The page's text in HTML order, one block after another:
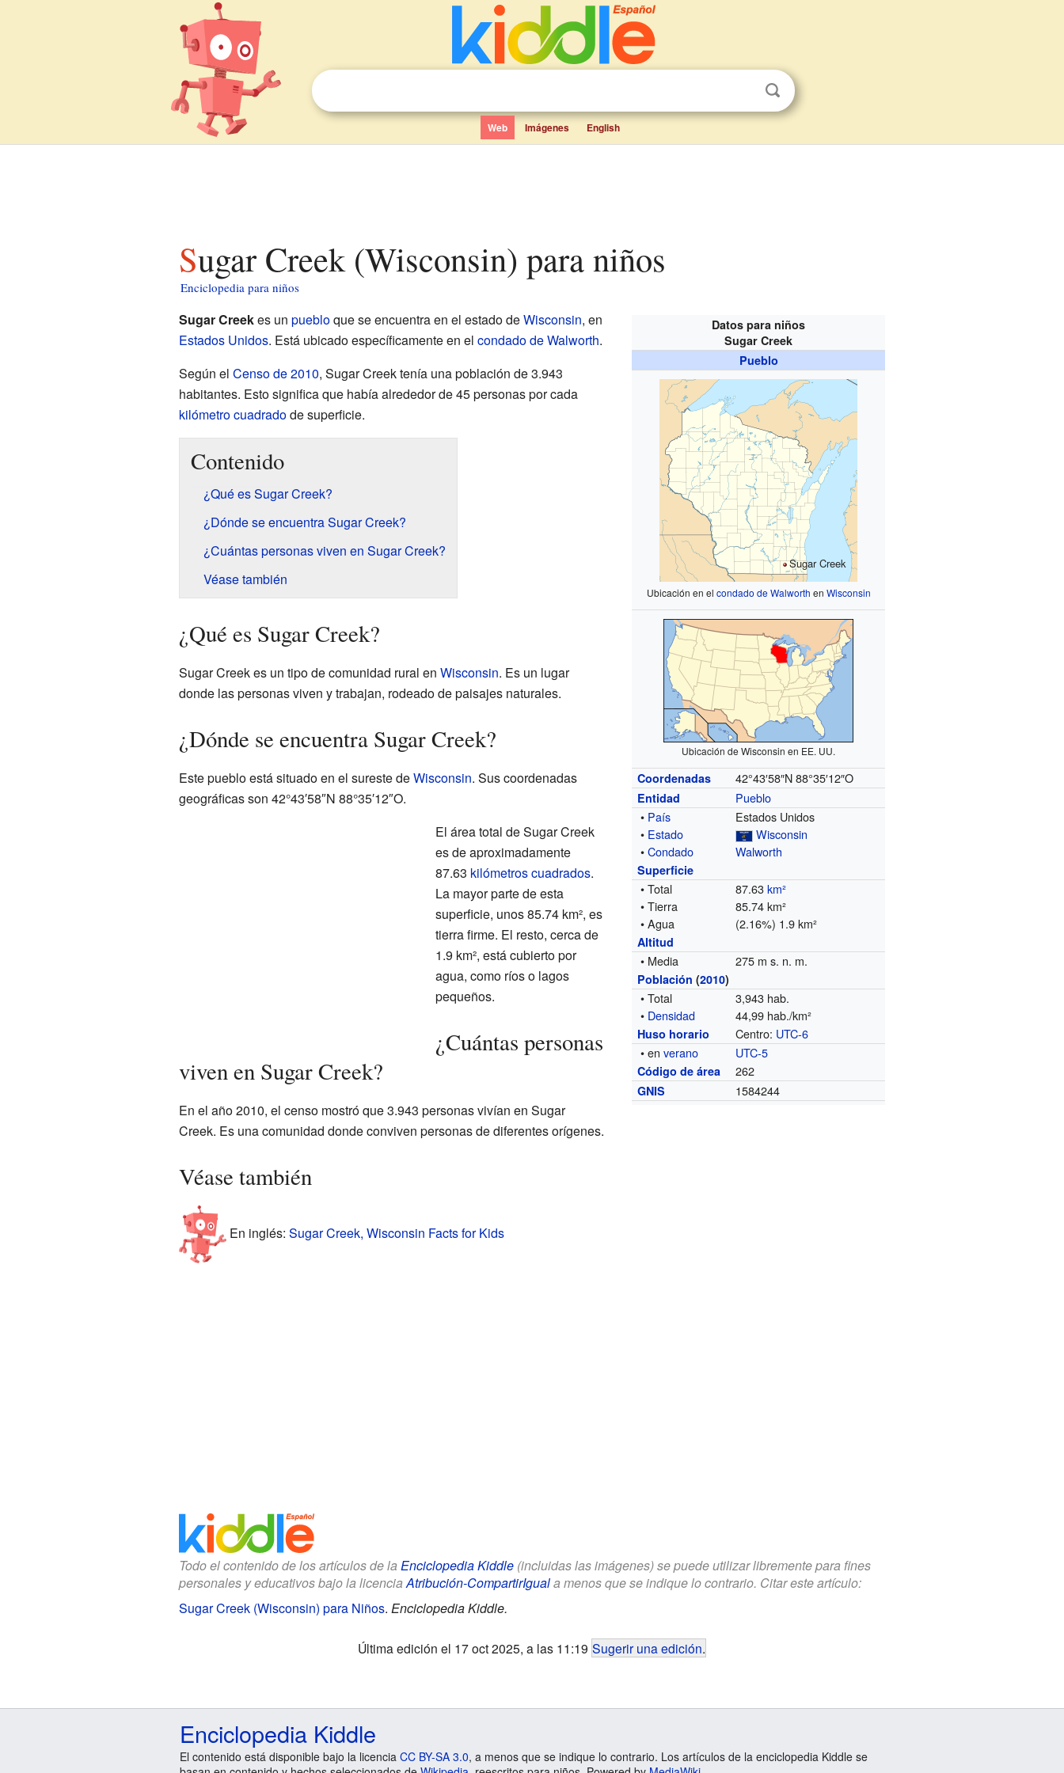
Web Imágenes English
Sugar Creek (Wisconsin) para niños
Enciclopedia para niños
Datos para niños
Sugar Creek
Pueblo
Sugar Creek
Ubicación en el condado de Walworth en Wisconsin
Ubicación de Wisconsin en EE. UU.
Coordenadas 42°43′58″N 88°35′12″O
Entidad
Pueblo
• País
Estados Unidos
• Estado
Wisconsin
•Condado Walworth
Superficie
• Total 87.63km²
• Tierra
85.74 km²
• Agua
(2.16%) 1.9 km²
Altitud
• Media 275 m s. n. m.
Población (2010)
• Total
3,943 hab.
• Densidad 44,99 hab./km²
Huso horario Centro: UTC-6
• enverano UTC-5
Código de área 262
GNIS 1584244
Sugar Creekes un puebloque se encuentra en el estado deWisconsin, en
Estados Unidos. Está ubicado específicamente en el condado de Walworth.
Según el Censo de 2010, Sugar Creek tenía una población de 3.943
habitantes. Esto significa que había alrededor de 45 personas por cada
kilómetro cuadradode superficie.
Contenido
¿Qué es Sugar Creek?
¿Dónde se encuentra Sugar Creek?
¿Cuántas personas viven en Sugar Creek?
Véase también
¿Qué es Sugar Creek?
Sugar Creek es un tipo de comunidad rural en Wisconsin. Es un lugar
donde las personas viven y trabajan, rodeado de paisajes naturales.
¿Dónde se encuentra Sugar Creek?
Este pueblo está situado en el sureste deWisconsin. Sus coordenadas
geográficas son 42°43′58″N 88°35′12″O.
El área total de Sugar Creek
es de aproximadamente
87.63 kilómetros cuadrados.
La mayor parte de esta
superficie, unos 85.74 km², es
tierra firme. El resto, cerca de
1.9 km², está cubierto por
agua, como ríos o lagos
pequeños.
¿Cuántas personas
viven en Sugar Creek?
En el año 2010, el censo mostró que 3.943 personas vivían en Sugar
Creek. Es una comunidad donde conviven personas de diferentes orígenes.
Véase también
En inglés: Sugar Creek, Wisconsin Facts for Kids
Todo el contenido de los artículos de la Enciclopedia Kiddle(incluidas las imágenes) se puede utilizar libremente para fines
personales y educativos bajo la licenciaAtribución-CompartirIguala menos que se indique lo contrario. Citar este artículo:
Sugar Creek (Wisconsin) para Niños. Enciclopedia Kiddle.
Última edición el 17 oct 2025, a las 11:19 Sugerir una edición.
Enciclopedia Kiddle
El contenido está disponible bajo la licencia CC BY-SA 3.0, a menos que se indique lo contrario. Los artículos de la enciclopedia Kiddle se